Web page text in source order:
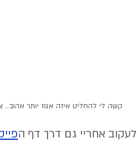
קשה לי להחליט איזה אגוז יותר אהוב..
אחריי גם דרך דף ה